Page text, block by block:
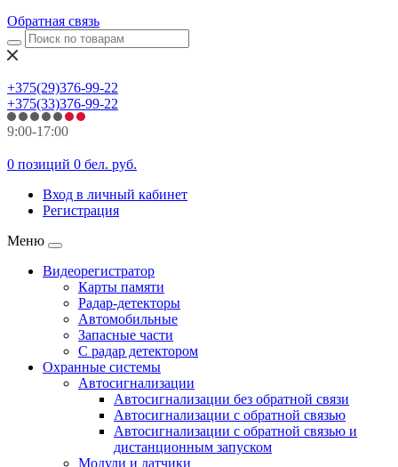
Обратная связь
+375(29)376-99-22
+375(33)376-99-22
9:00-17:00
0 позиций 0 бел. руб.
Вход в личный кабинет
Регистрация
Меню
Видеорегистратор
Карты памяти
Радар-детекторы
Автомобильные
Запасные части
С радар детектором
Охранные системы
Автосигнализации
Автосигнализации без обратной связи
Автосигнализации с обратной связью
Автосигнализации с обратной связью и
дистанционным запуском
Модули и датчики